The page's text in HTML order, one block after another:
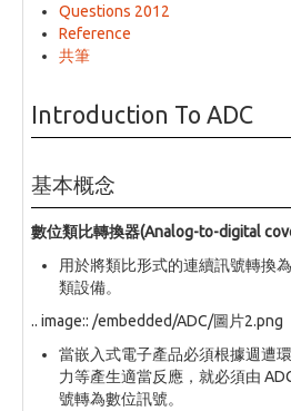
Questions 2012
Reference
共筆
Introduction To ADC
基本概念
數位類比轉換器(Analog-to-digital
用於將類比形式的連續訊號轉換
類設備。
.. image:: /embedded/ADC/圖片2.png
當嵌入式電子產品必須根據週遭
力等產生適當反應，就必須由
號轉為數位訊號。